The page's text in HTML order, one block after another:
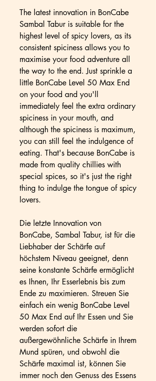
The latest innovation in BonCabe
Sambal Tabur is suitable for the
highest level of spicy lovers, as its
consistent spiciness allows you to
maximise your food adventure all
the way to the end. Just sprinkle a
little BonCabe Level 50 Max End
on your food and you'll
immediately feel the extra ordinary
spiciness in your mouth, and
although the spiciness is maximum,
you can still feel the indulgence of
eating. That's because BonCabe is
made from quality chillies with
special spices, so it's just the right
thing to indulge the tongue of spicy
lovers.
Die letzte Innovation von
BonCabe, Sambal Tabur, ist für die
Liebhaber der Schärfe auf
höchstem Niveau geeignet, denn
seine konstante Schärfe ermöglicht
es Ihnen, Ihr Esserlebnis bis zum
Ende zu maximieren. Streuen Sie
einfach ein wenig BonCabe Level
50 Max End auf Ihr Essen und Sie
werden sofort die
außergewöhnliche Schärfe in Ihrem
Mund spüren, und obwohl die
Schärfe maximal ist, können Sie
immer noch den Genuss des Essens